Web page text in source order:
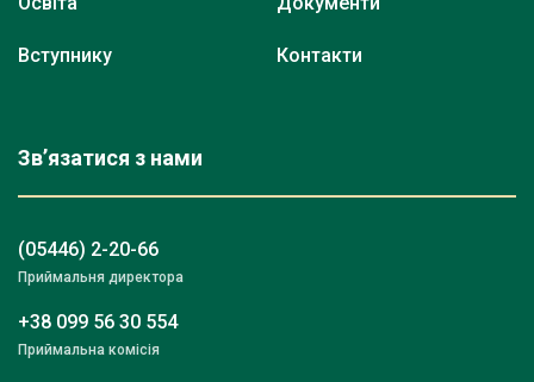
Вступнику Контакти
Зв’язатися з нами
(05446) 2-20-66
Приймальня директора
+38 099 56 30 554
Приймальна комісія